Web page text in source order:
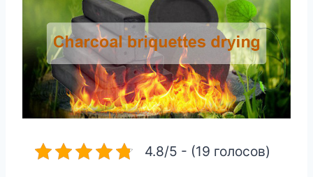
4.8/5 - (19 голосов)